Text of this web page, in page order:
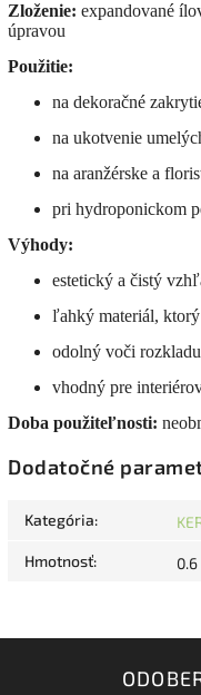
Zloženie: expandované
úpravou
Použitie:
na dekoračné
na ukotvenie
na aranžérske a
pri hydroponickom
Výhody:
estetický a čistý
ľahký materiál,
odolný voči
vhodný pre
Doba použiteľnosti:
Dodatočné
Kategória:
Hmotnosť: